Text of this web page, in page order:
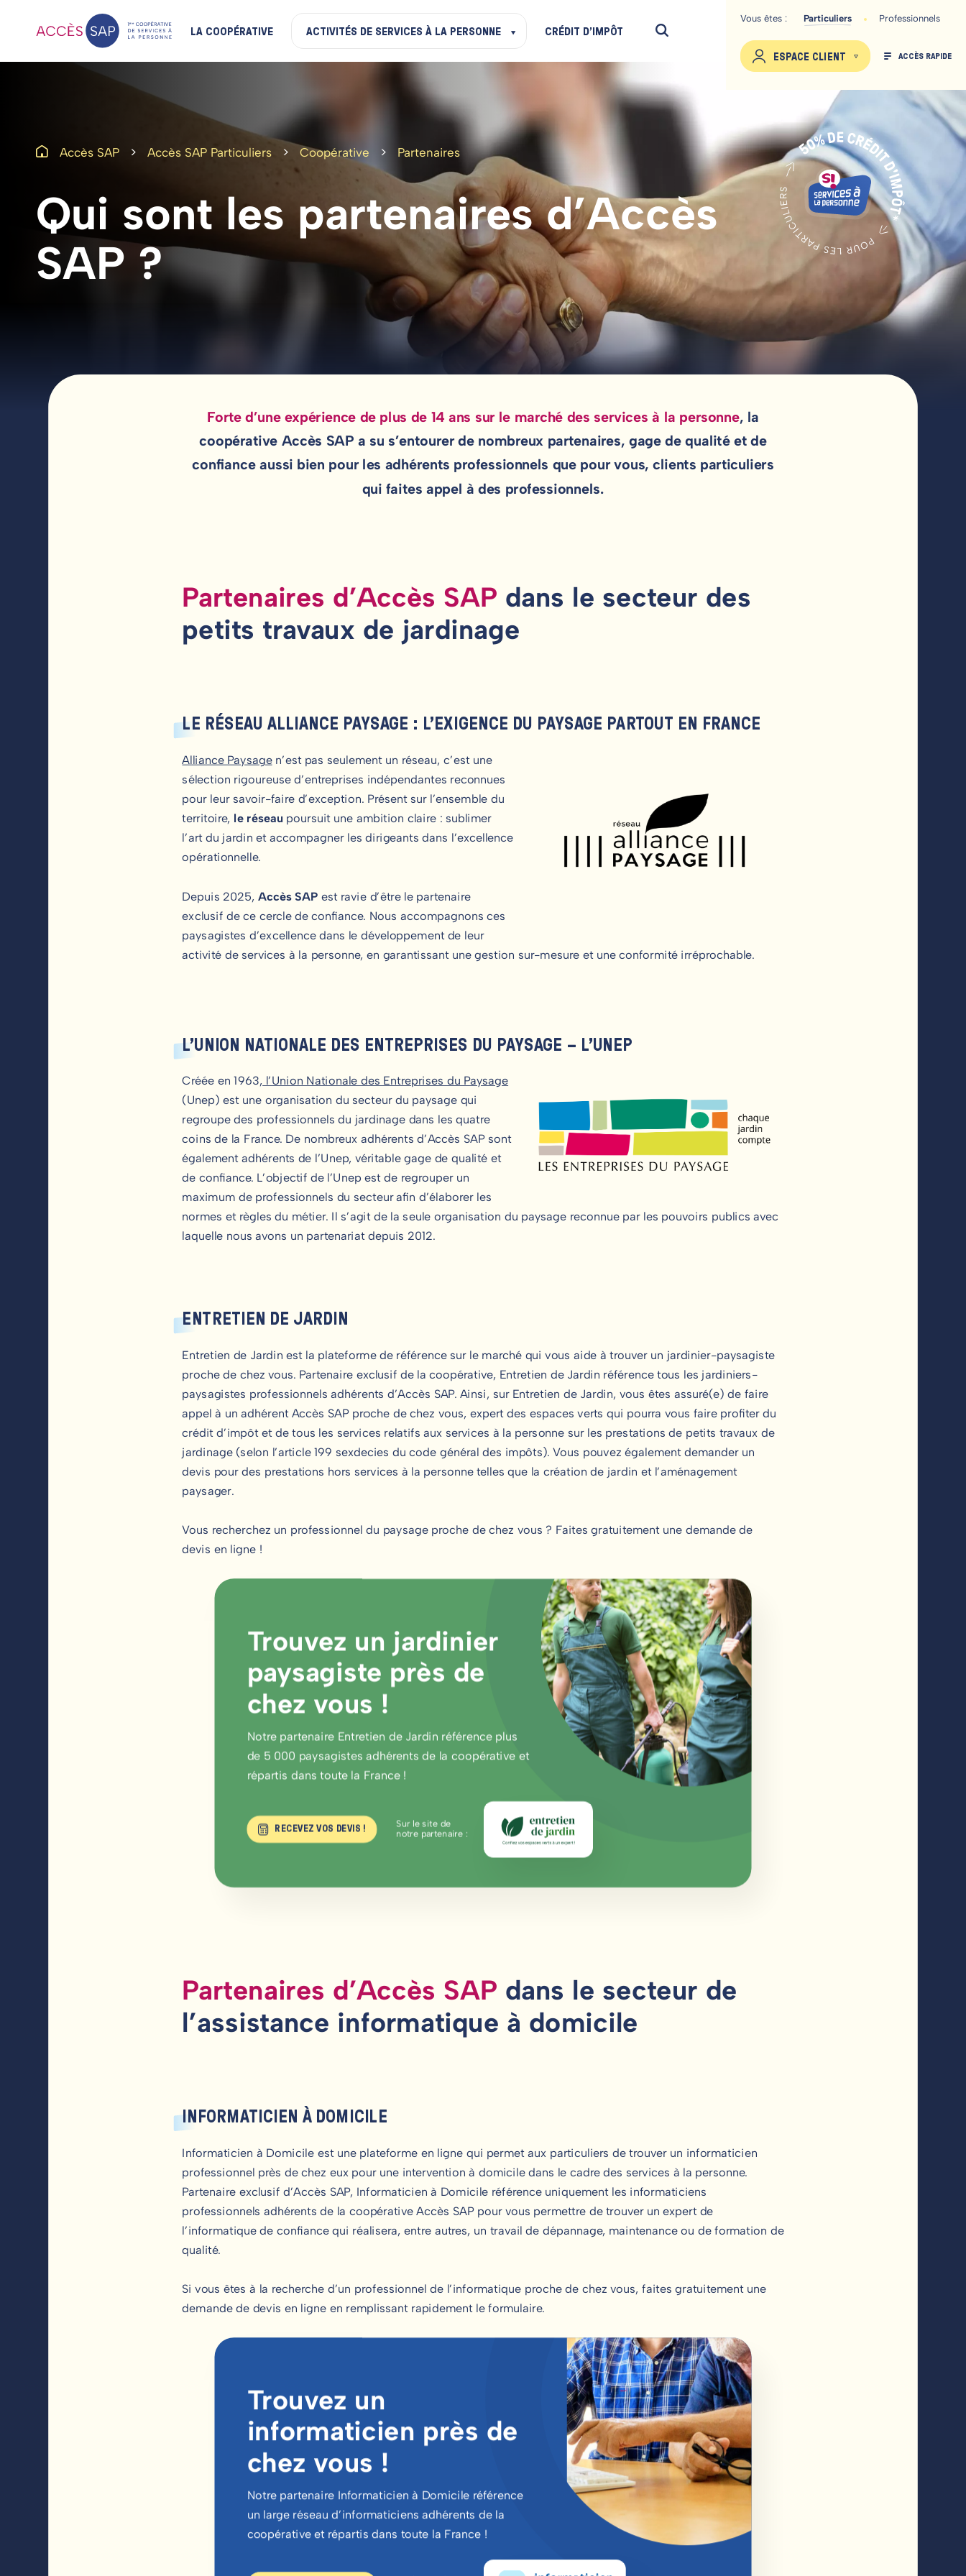
LA COOPÉRATIVE ACTIVITÉS DE SERVICES À LA PERSONNE CRÉDIT D’IMPÔT
Vous êtes : Particuliers Professionnels
ESPACE CLIENT ACCÈS RAPIDE
Accès SAP > Accès SAP Particuliers > Coopérative > Partenaires
Qui sont les partenaires d’Accès
SAP ?
Forte d’une expérience de plus de 14 ans sur le marché des services à la personne, la
coopérative Accès SAP a su s’entourer de nombreux partenaires, gage de qualité et de
confiance aussi bien pour les adhérents professionnels que pour vous, clients particuliers
qui faites appel à des professionnels.
Partenaires d’Accès SAP dans le secteur des
petits travaux de jardinage
LE RÉSEAU ALLIANCE PAYSAGE : L’EXIGENCE DU PAYSAGE PARTOUT EN FRANCE
Alliance Paysagen’est pas seulement un réseau, c’est une
sélection rigoureuse d’entreprises indépendantes reconnues
pour leur savoir-faire d’exception. Présent sur l’ensemble du
territoire, le réseaupoursuit une ambition claire : sublimer
l’art du jardin et accompagner les dirigeants dans l’excellence
opérationnelle.
Depuis 2025, Accès SAP est ravie d’être le partenaire
exclusif de ce cercle de confiance. Nous accompagnons ces
paysagistes d’excellence dans le développement de leur
activité de services à la personne, en garantissant une gestion sur-mesure et une conformité irréprochable.
L’UNION NATIONALE DES ENTREPRISES DU PAYSAGE – L’UNEP
Créée en 1963, l’Union Nationale des Entreprises du Paysage
(Unep) est une organisation du secteur du paysage qui
regroupe des professionnels du jardinage dans les quatre
coins de la France. De nombreux adhérents d’Accès SAP sont
également adhérents de l’Unep, véritable gage de qualité et
de confiance. L’objectif de l’Unep est de regrouper un
maximum de professionnels du secteur afin d’élaborer les
normes et règles du métier. Il s’agit de la seule organisation du paysage reconnue par les pouvoirs publics avec
laquelle nous avons un partenariat depuis 2012.
ENTRETIEN DE JARDIN
Entretien de Jardin est la plateforme de référence sur le marché qui vous aide à trouver un jardinier-paysagiste
proche de chez vous. Partenaire exclusif de la coopérative, Entretien de Jardin référence tous les jardiniers-
paysagistes professionnels adhérents d’Accès SAP. Ainsi, sur Entretien de Jardin, vous êtes assuré(e) de faire
appel à un adhérent Accès SAP proche de chez vous, expert des espaces verts qui pourra vous faire profiter du
crédit d’impôt et de tous les services relatifs aux services à la personne sur les prestations de petits travaux de
jardinage (selon l’article 199 sexdecies du code général des impôts). Vous pouvez également demander un
devis pour des prestations hors services à la personne telles que la création de jardin et l’aménagement
paysager.
Vous recherchez un professionnel du paysage proche de chez vous ? Faites gratuitement une demande de
devis en ligne !
Trouvez un jardinier
paysagiste près de
chez vous !
Notre partenaire Entretien de Jardin référence plus
de 5 000 paysagistes adhérents de la coopérative et
répartis dans toute la France !
RECEVEZ VOS DEVIS ! Sur le site de
notre partenaire :
Partenaires d’Accès SAP dans le secteur de
l’assistance informatique à domicile
INFORMATICIEN À DOMICILE
Informaticien à Domicile est une plateforme en ligne qui permet aux particuliers de trouver un informaticien
professionnel près de chez eux pour une intervention à domicile dans le cadre des services à la personne.
Partenaire exclusif d’Accès SAP, Informaticien à Domicile référence uniquement les informaticiens
professionnels adhérents de la coopérative Accès SAP pour vous permettre de trouver un expert de
l’informatique de confiance qui réalisera, entre autres, un travail de dépannage, maintenance ou de formation de
qualité.
Si vous êtes à la recherche d’un professionnel de l’informatique proche de chez vous, faites gratuitement une
demande de devis en ligne en remplissant rapidement le formulaire.
Trouvez un
informaticien près de
chez vous !
Notre partenaire Informaticien à Domicile référence
un large réseau d’informaticiens adhérents de la
coopérative et répartis dans toute la France !